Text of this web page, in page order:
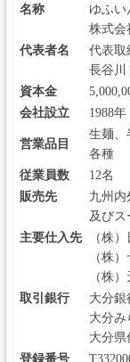
名称
ゆふい
株式会
代表者名
代表取
長谷川
資本金
会社設立
1988年
営業品目
生麺、
各種
従業員数
12名
販売先
九州内
及びス
主要仕入先
（株
（株
（株
取引銀行
大分銀
大分み
大分県
登録番号